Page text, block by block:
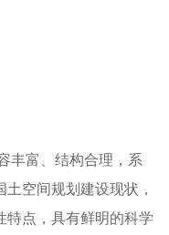
丰富、结构合理，系
空间规划建设现状，
特点，具有鲜明的科学